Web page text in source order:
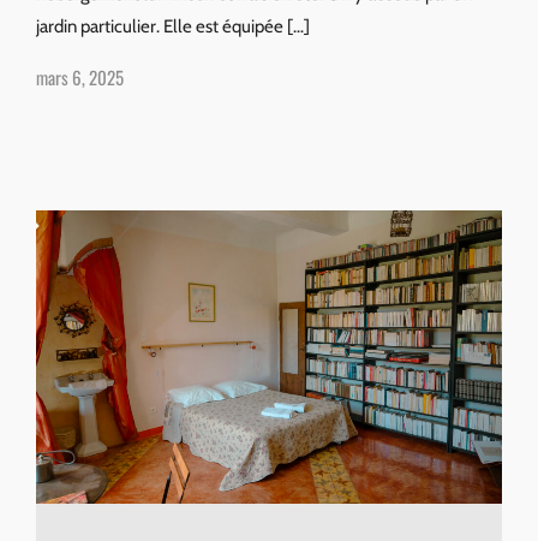
jardin particulier. Elle est équipée […]
mars 6, 2025